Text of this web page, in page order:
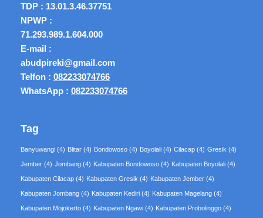
TDP : 13.01.3.46.37751
NPWP :
71.293.989.1.604.000
E-mail :
abudpireki@gmail.com
Telfon : 082233074766
WhatsApp : 082233074766
Tag
Banyuwangi (4) Blitar (4) Bondowoso (4) Boyolali (4) Cilacap (4) Gresik (4)
Jember (4) Jombang (4) Kabupaten Bondowoso (4) Kabupaten Boyolali (4)
Kabupaten Cilacap (4) Kabupaten Gresik (4) Kabupaten Jember (4)
Kabupaten Jombang (4) Kabupaten Kediri (4) Kabupaten Magelang (4)
Kabupaten Mojokerto (4) Kabupaten Ngawi (4) Kabupaten Probolinggo (4)